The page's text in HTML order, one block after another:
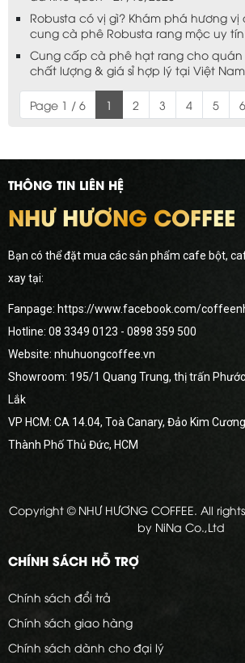
Robusta có vị gì? Khám phá hương
cung cà phê Robusta rang mộc uy
Cung cấp cà phê hạt rang cho
chất lượng & giá sỉ hợp lý tại Việt
Page 1 / 6 1 2 3 4 5 6
THÔNG TIN LIÊN HỆ
NHƯ HƯƠNG COFFEE
Bạn có thể đặt mua các sản phẩm cafe bột,
xay tại:
Fanpage: https://www.facebook.com/
Hotline: 08 3349 0123 - 0898 359 500
Website: nhuhuongcoffee.vn
Showroom: 195/1 Quang Trung, thị trấn
Lắk
VP HCM: CA 14.04, Toà Canary, Đảo Kim
Thành Phố Thủ Đức, HCM
Copyright © NHƯ HƯƠNG COFFEE. All
by NiNa Co.,Ltd
CHÍNH SÁCH HỖ TRỢ
Chính sách đổi trả
Chính sách giao hàng
Chính sách dành cho đại lý